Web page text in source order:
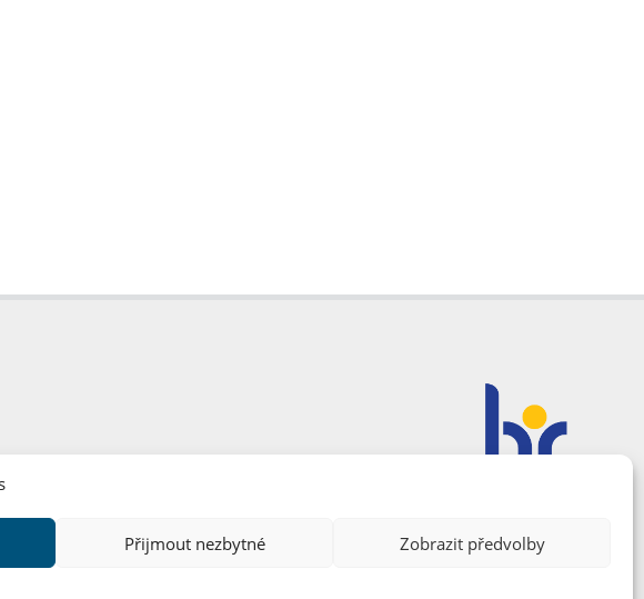
Přijmout nezbytné Zobrazit předvolby